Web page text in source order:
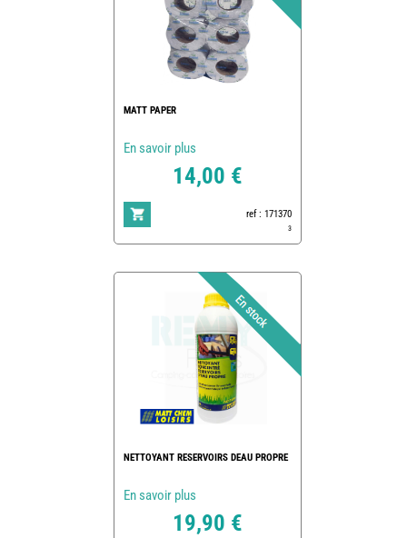
MATT PAPER
En savoir plus
14,00 €
ref : 171370
3
NETTOYANT RESERVOIRS DEAU PROPRE
En savoir plus
19,90 €